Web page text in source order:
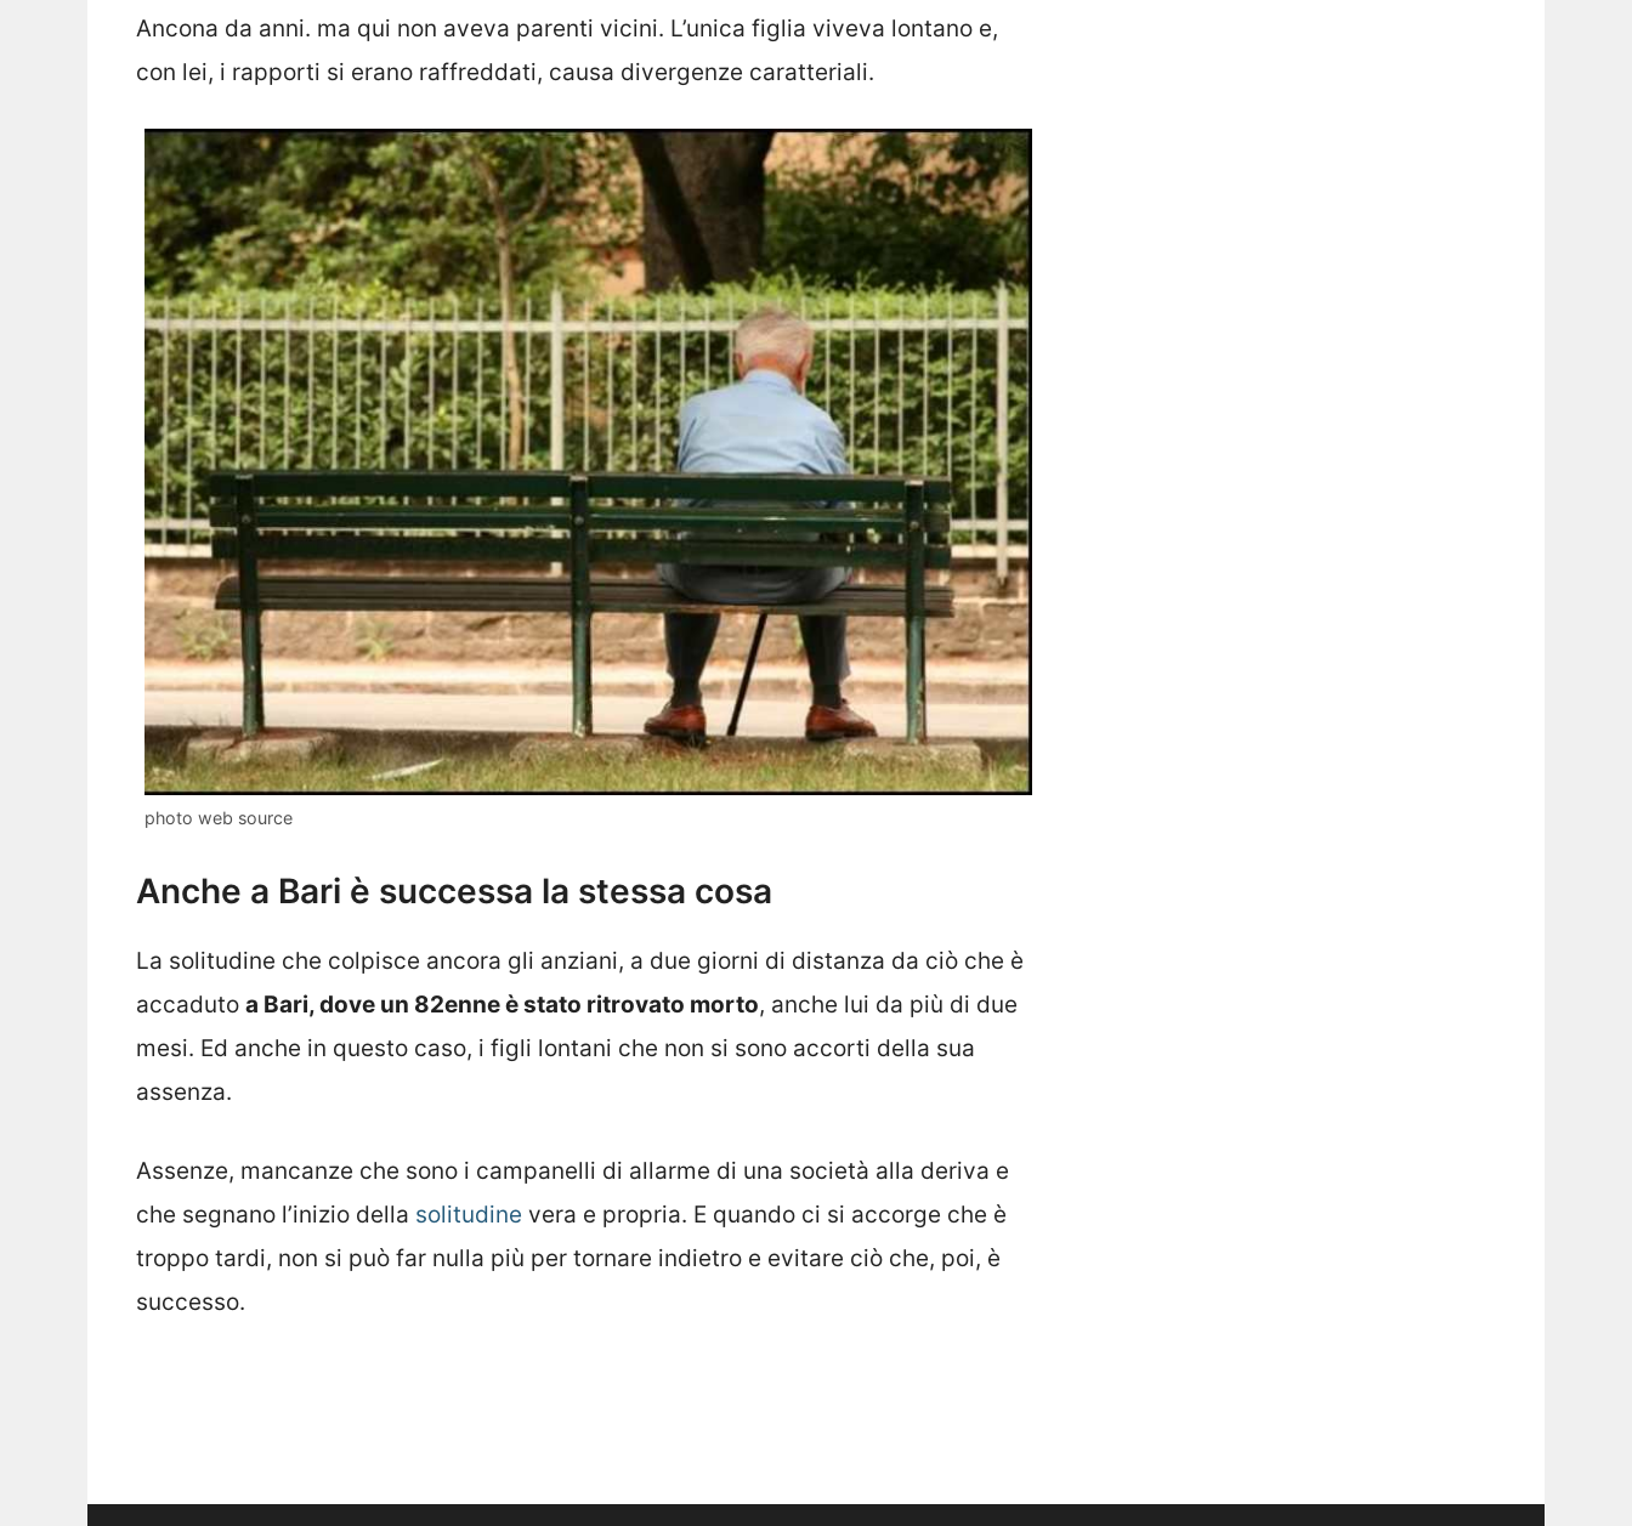
Ancona da anni. ma qui non aveva parenti vicini. L’unica figlia viveva lontano e,
con lei, i rapporti si erano raffreddati, causa divergenze caratteriali.
photo web source
Anche a Bari è successa la stessa cosa
La solitudine che colpisce ancora gli anziani, a due giorni di distanza da ciò che è
accaduto a Bari, dove un 82enne è stato ritrovato morto, anche lui da più di due
mesi. Ed anche in questo caso, i figli lontani che non si sono accorti della sua
assenza.
Assenze, mancanze che sono i campanelli di allarme di una società alla deriva e
che segnano l’inizio della solitudine vera e propria. E quando ci si accorge che è
troppo tardi, non si può far nulla più per tornare indietro e evitare ciò che, poi, è
successo.